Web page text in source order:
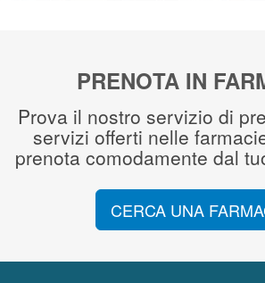
PRENOTA IN
Prova il nostro servizio di
servizi offerti nelle
prenota comodamente dal
CERCA UNA